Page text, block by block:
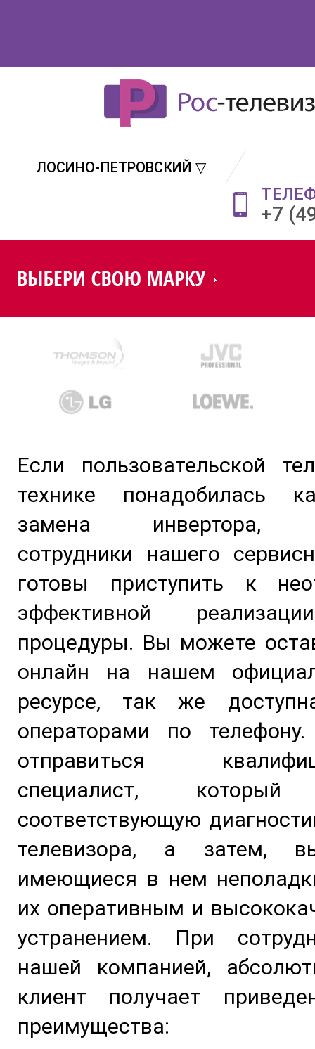
ЛОСИНО-ПЕТРОВСКИЙ ▽
+7
Если пользовательской
технике понадобилась
замена инвертора,
сотрудники нашего
готовы приступить к
эффективной
процедуры. Вы можете
онлайн на нашем
ресурсе, так же
операторами по
отправиться
специалист, который
соответствующую
телевизора, а затем,
имеющиеся в нем
их оперативным и
устранением. При
нашей компанией,
клиент получает
преимущества: